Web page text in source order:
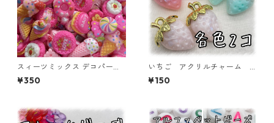
スィーツミックス デコパー
ツ ピンク 45個入り 貼り
付けパーツ【DP-SW-MIXP】
¥350
いちご アクリルチャーム
各色2個入り 【ACM-ST-2
ｐ】
¥150